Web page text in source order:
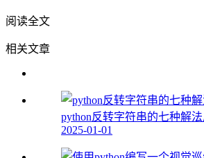
阅读全文
相关文章
python反转字符串的七种解
2025-01-01